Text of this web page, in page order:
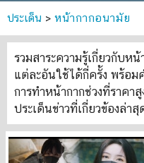
ประเด็น > หน้ากากอนามัย
รวมสาระความรู้เกี่ยวกับห
แต่ละอันใช้ได้กี่ครั้ง พร้อม
การทำหน้ากากช่วงที่ราคา
ประเด็นข่าวที่เกี่ยวข้องล่าสุ